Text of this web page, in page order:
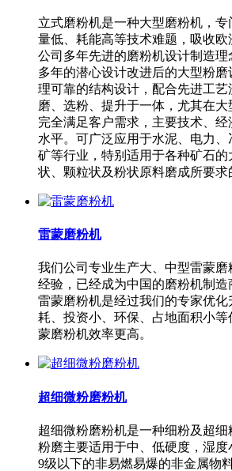
立式磨粉机是一种大型磨粉机，
量低、耗能高等技术难题，吸收
公司多年先进的磨粉机设计制造
多年的潜心设计改进后的大型粉
理可靠的结构设计，配合先进工
磨、选粉、提升于一体，尤其在
完全满足客户需求，主要技术、
水平。可广泛应用于水泥、电力
矿等行业，特别适用于各种矿石
状、颗粒状及粉状原料磨成所要求
雷蒙磨粉机
我们公司专业生产大、中型雷蒙磨
经验，已经成为中国的磨粉机制造
雷蒙磨粉机是经过我们的专家优
耗、投资小、环保、占地面积小
蒙磨粉机效率更高。
超细微粉磨粉机
超细微粉磨粉机是一种细粉及超
粉磨主要适用于中、低硬度，湿度
9级以下的非易燃易爆的非金属物